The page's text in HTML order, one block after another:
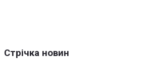
Стрічка новин